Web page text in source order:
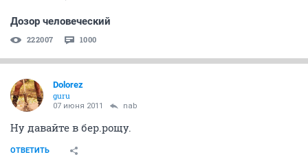
Дозор человеческий
222007 1000
Dolorez
guru
07 июня 2011 nab
Ну давайте в бер.рощу.
ОТВЕТИТЬ